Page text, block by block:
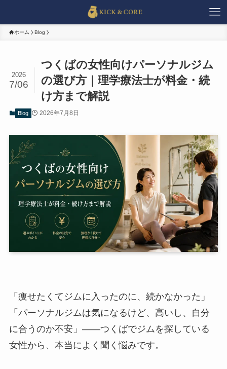
ホーム Blog
つくばの女性向けパーソナルジム
の選び方｜理学療法士が料金・続
け方まで解説
2026
7/06
Blog 2026年7月8日
「痩せたくてジムに入ったのに、続かなかった」
「パーソナルジムは気になるけど、高いし、自分
に合うのか不安」——つくばでジムを探している
女性から、本当によく聞く悩みです。